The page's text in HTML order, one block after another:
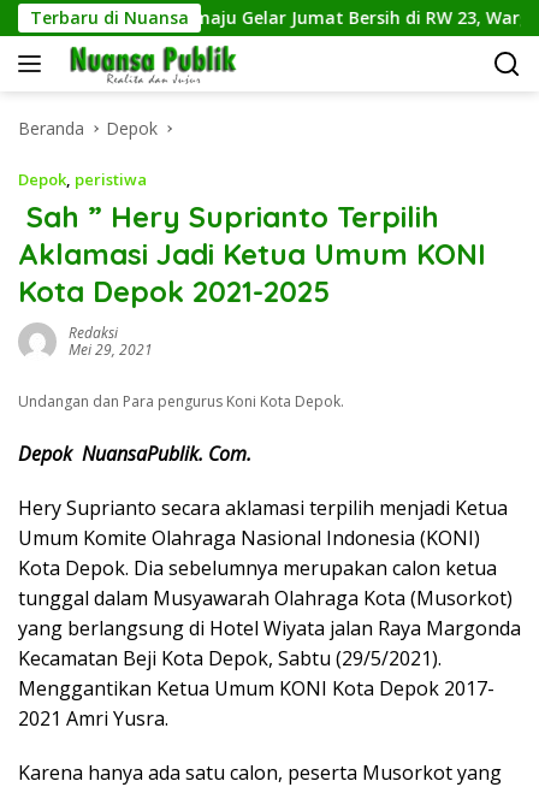
Langsung
ke
konten
Terbaru di Nuansa
Kelurahan Sukamaju Gelar Jumat Bersih di RW 23, Warga
Beranda Depok
Depok, peristiwa
Sah ” Hery Suprianto Terpilih
Aklamasi Jadi Ketua Umum KONI
Kota Depok 2021-2025
Redaksi
Mei 29, 2021
Undangan dan Para pengurus Koni Kota Depok.
Depok NuansaPublik. Com.
Hery Suprianto secara aklamasi terpilih menjadi Ketua
Umum Komite Olahraga Nasional Indonesia (KONI)
Kota Depok. Dia sebelumnya merupakan calon ketua
tunggal dalam Musyawarah Olahraga Kota (Musorkot)
yang berlangsung di Hotel Wiyata jalan Raya Margonda
Kecamatan Beji Kota Depok, Sabtu (29/5/2021).
Menggantikan Ketua Umum KONI Kota Depok 2017-
2021 Amri Yusra.
Karena hanya ada satu calon, peserta Musorkot yang